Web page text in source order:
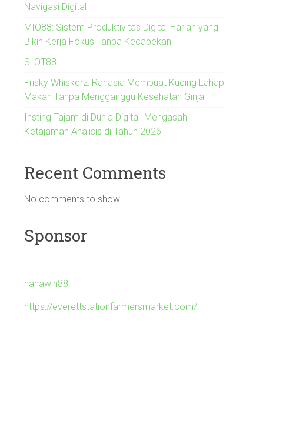
Navigasi Digital
MIO88: Sistem Produktivitas Digital Harian yang
Bikin Kerja Fokus Tanpa Kecapekan
SLOT88
Frisky Whiskerz: Rahasia Membuat Kucing Lahap
Makan Tanpa Mengganggu Kesehatan Ginjal
Insting Tajam di Dunia Digital: Mengasah
Ketajaman Analisis di Tahun 2026
Recent Comments
No comments to show.
Sponsor
hahawin88
https://everettstationfarmersmarket.com/